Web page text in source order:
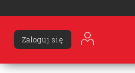
Zaloguj się